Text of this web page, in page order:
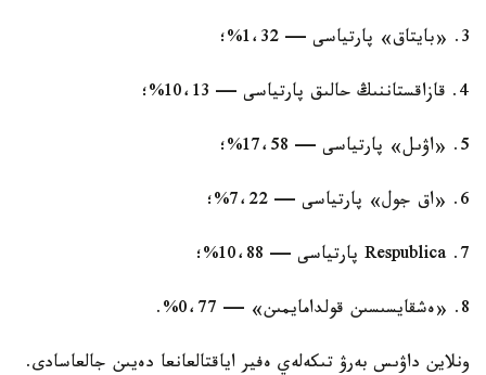
3. «بايتاق» پارتياسى — 1،32%؛
4. قازاقستاننىڭ حالىق پارتياسى — 10،13%؛
5. «اۋىل» پارتياسى — 17،58%؛
6. «اق جول» پارتياسى — 7،22%؛
7. Respublica پارتياسى — 10،88%؛
8. «ەشقايسىسىن قولدامايمىن» — 0،77%.
ونلاين داۋىس بەرۋ تىكەلەي ەفير اياقتالعانعا دەيىن جالعاسادى.